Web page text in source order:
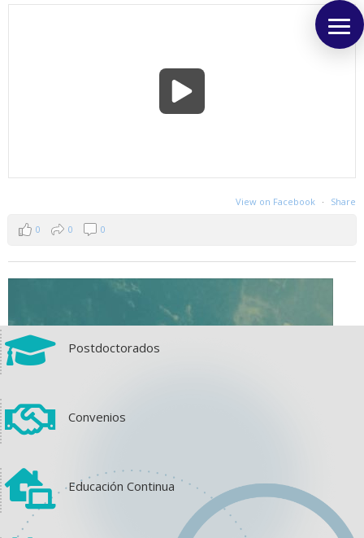
View on Facebook · Share
0 0 0
 Postdoctorados
 Convenios
 Educación Continua